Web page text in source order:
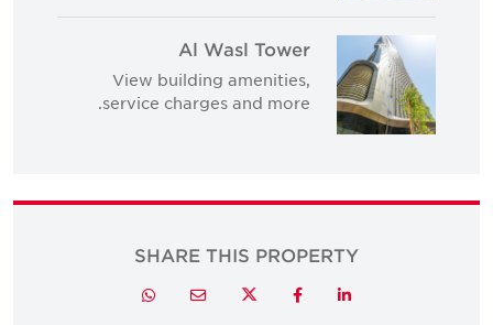
Al Wasl Tower
View building amenities,
service charges and more.
SHARE THIS PROPERTY
LinkedIn
Facebook
Twitter
Email
Whatsapp